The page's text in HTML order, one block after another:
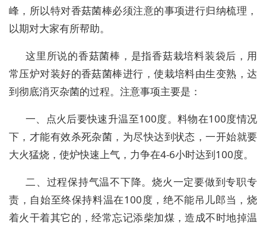
峰，所以特对香菇菌棒必须注意的事项进行归纳梳理，
以期对大家有所帮助。
这里所说的香菇菌棒，是指香菇栽培料装袋后，用
常压炉对装好的香菇菌棒进行，使栽培料由生变熟，达
到彻底消灭杂菌的过程。注意事项主要是：
一、点火后要快速升温至100度。料物在100度情况
下，才能有效杀死杂菌，为尽快达到状态，一开始就要
大火猛烧，使炉快速上气，力争在4-6小时达到100度。
二、过程保持气温不下降。烧火一定要做到专职专
责，自始至终保持料温在100度，绝不能吊儿郎当，烧
着火干着其它的，经常忘记添柴加煤，造成不时地掉温